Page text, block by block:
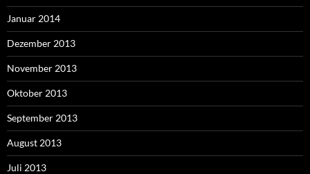
Januar 2014
Dezember 2013
November 2013
Oktober 2013
September 2013
August 2013
Juli 2013